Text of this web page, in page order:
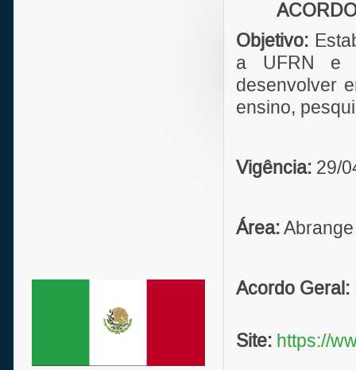
Objetivo:
a UFRN e a
desenvolver
ensino,
Vigência: 29/
Área:
Acordo Geral:
Site: https://